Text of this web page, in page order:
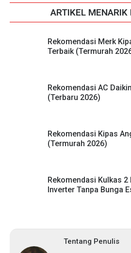
Tentang Penulis
ARTIKEL MENARIK
Rekomendasi Merk
Terbaik (Termurah
Rekomendasi AC
(Terbaru 2026)
Rekomendasi Kipas
(Termurah 2026)
Rekomendasi Kulkas
Inverter Tanpa Bunga